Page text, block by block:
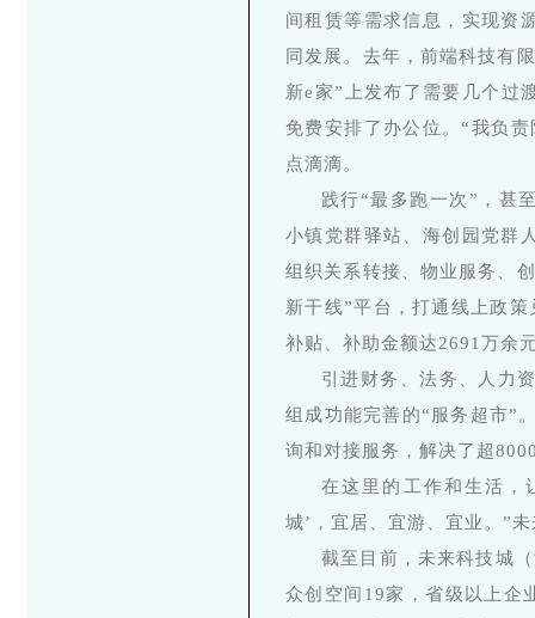
间租赁等需求信息，实现资
同发展。去年，前端科技有
新e家”上发布了需要几个过
免费安排了办公位。“我负
点滴滴。
践行“最多跑一次”，甚
小镇党群驿站、海创园党群
组织关系转接、物业服务、
新干线”平台，打通线上政
补贴、补助金额达2691万余
引进财务、法务、人力
组成功能完善的“服务超市”
询和对接服务，解决了超
在这里的工作和生活，
城’，宜居、宜游、宜业。”
截至目前，未来科技城
众创空间19家，省级以上企